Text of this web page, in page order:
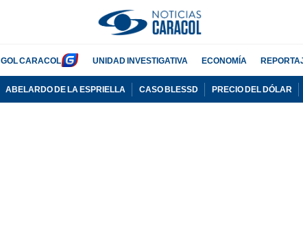
GOL CARACOL UNIDAD INVESTIGATIVA ECONOMÍA
ABELARDO DE LA ESPRIELLA CASO BLESSD PRECIO DEL DÓLAR